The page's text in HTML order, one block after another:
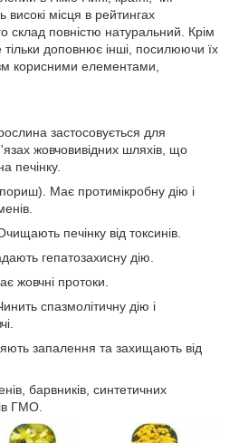
високі місця в рейтингах
склад повністю натуральний. Крім
доповнює інші, посилюючи їх
корисними елементами,
застосовується для
жовчовивідних шляхів, що
печінку.
Має протимікробну дію і
печінку від токсинів.
гепатозахисну дію.
жовчні протоки.
спазмолітичну дію і
запалення та захищають від
барвників, синтетичних
ГМО.